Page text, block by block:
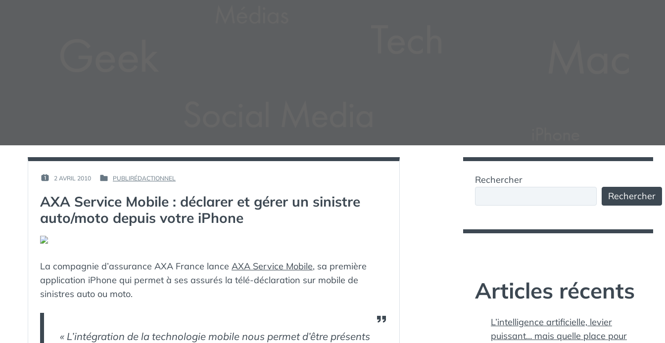
PUBLIÉ
2 AVRIL 2010
PAR :
PUBLIÉ
PUBLIRÉDACTIONNEL
AXA Service Mobile : déclarer et gérer un sinistre
auto/moto depuis votre iPhone
La compagnie d’assurance AXA France lance AXA Service Mobile, sa première
application iPhone qui permet à ses assurés la télé-déclaration sur mobile de
sinistres auto ou moto.
« L’intégration de la technologie mobile nous permet d’être présents
Rechercher
Rechercher
Articles récents
L’intelligence artificielle, levier
puissant… mais quelle place pour